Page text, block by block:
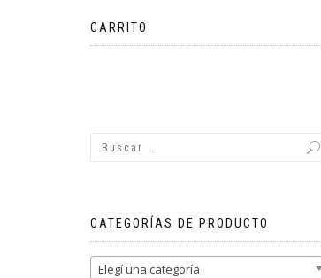
CARRITO
CATEGORÍAS DE PRODUCTO
Elegí una categoría